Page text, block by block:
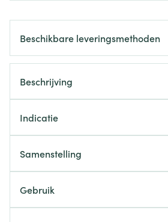
Beschikbare leveringsmethoden
Beschrijving
Indicatie
Samenstelling
Gebruik